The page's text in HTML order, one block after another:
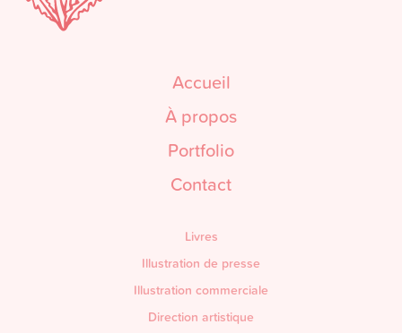
Accueil
À propos
Portfolio
Contact
Livres
Illustration de presse
Illustration commerciale
Direction artistique